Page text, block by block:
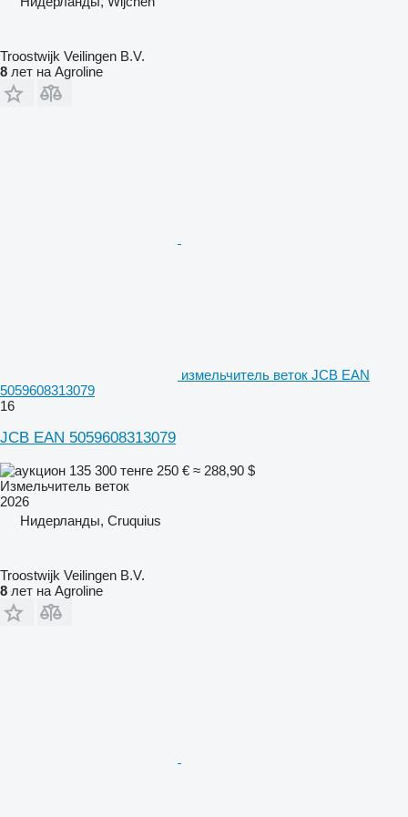
Troostwijk Veilingen B.V.
8 лет на Agroline
измельчитель веток JCB EAN
5059608313079
16
JCB EAN 5059608313079
135 300 тенге 250 € ≈ 288,90 $
Измельчитель веток
2026
Нидерланды, Cruquius
Troostwijk Veilingen B.V.
8 лет на Agroline